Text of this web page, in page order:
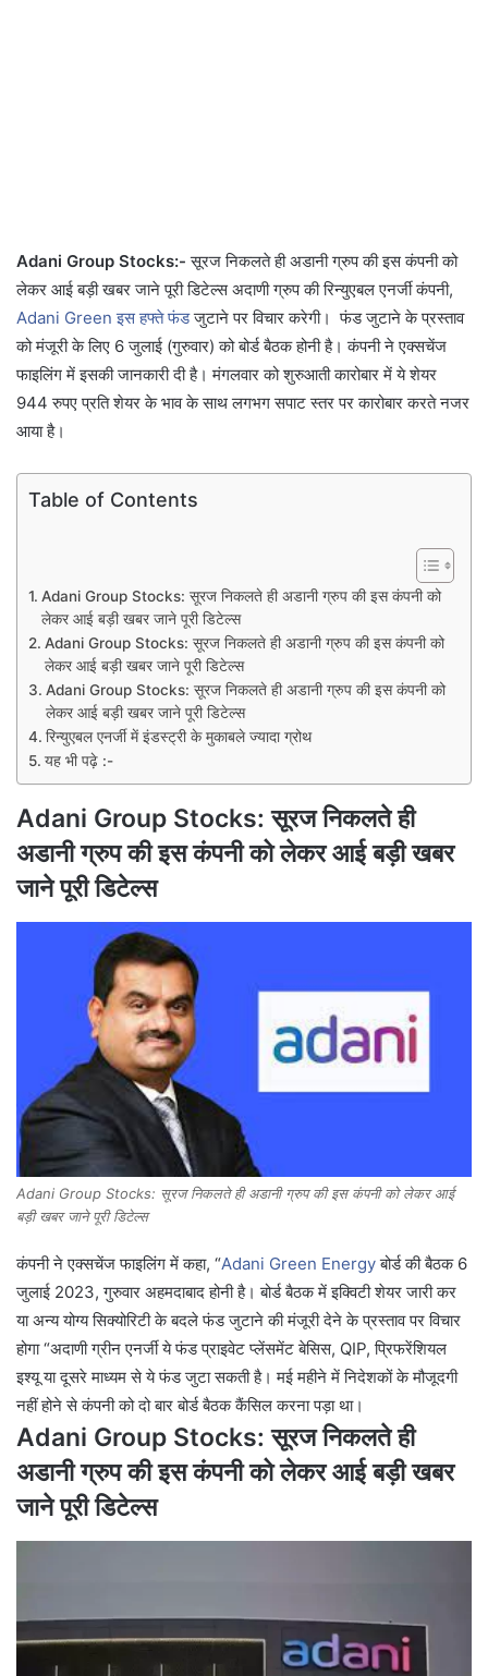
Adani Group Stocks:- सूरज निकलते ही अडानी ग्रुप की इस कंपनी को
लेकर आई बड़ी खबर जाने पूरी डिटेल्स अदाणी ग्रुप की रिन्युएबल एनर्जी कंपनी,
Adani Green इस हफ्ते फंडजुटाने पर विचार करेगी। फंड जुटाने के प्रस्ताव
को मंजूरी के लिए 6 जुलाई (गुरुवार) को बोर्ड बैठक होनी है। कंपनी ने एक्सचेंज
फाइलिंग में इसकी जानकारी दी है। मंगलवार को शुरुआती कारोबार में ये शेयर
944 रुपए प्रति शेयर के भाव के साथ लगभग सपाट स्तर पर कारोबार करते नजर
आया है।
Table of Contents
Adani Group Stocks: सूरज निकलते ही अडानी ग्रुप की इस कंपनी को
लेकर आई बड़ी खबर जाने पूरी डिटेल्स
Adani Group Stocks: सूरज निकलते ही अडानी ग्रुप की इस कंपनी को
लेकर आई बड़ी खबर जाने पूरी डिटेल्स
Adani Group Stocks: सूरज निकलते ही अडानी ग्रुप की इस कंपनी को
लेकर आई बड़ी खबर जाने पूरी डिटेल्स
रिन्युएबल एनर्जी में इंडस्ट्री के मुकाबले ज्यादा ग्रोथ
यह भी पढ़े :-
Adani Group Stocks: सूरज निकलते ही
अडानी ग्रुप की इस कंपनी को लेकर आई बड़ी खबर
जाने पूरी डिटेल्स
Adani Group Stocks: सूरज निकलते ही अडानी ग्रुप की इस कंपनी को लेकर आई
बड़ी खबर जाने पूरी डिटेल्स
कंपनी ने एक्सचेंज फाइलिंग में कहा, “Adani Green Energyबोर्ड की बैठक 6
जुलाई 2023, गुरुवार अहमदाबाद होनी है। बोर्ड बैठक में इक्विटी शेयर जारी कर
या अन्य योग्य सिक्योरिटी के बदले फंड जुटाने की मंजूरी देने के प्रस्ताव पर विचार
होगा “अदाणी ग्रीन एनर्जी ये फंड प्राइवेट प्लेंसमेंट बेसिस, QIP, प्रिफरेंशियल
इश्यू या दूसरे माध्यम से ये फंड जुटा सकती है। मई महीने में निदेशकों के मौजूदगी
नहीं होने से कंपनी को दो बार बोर्ड बैठक कैंसिल करना पड़ा था।
Adani Group Stocks: सूरज निकलते ही
अडानी ग्रुप की इस कंपनी को लेकर आई बड़ी खबर
जाने पूरी डिटेल्स